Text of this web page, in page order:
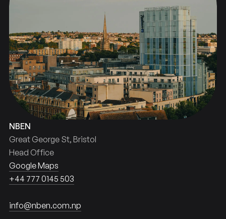
NBEN
Great George St, Bristol
Head Office
Google Maps
+44 777 0145 503
info@nben.com.np